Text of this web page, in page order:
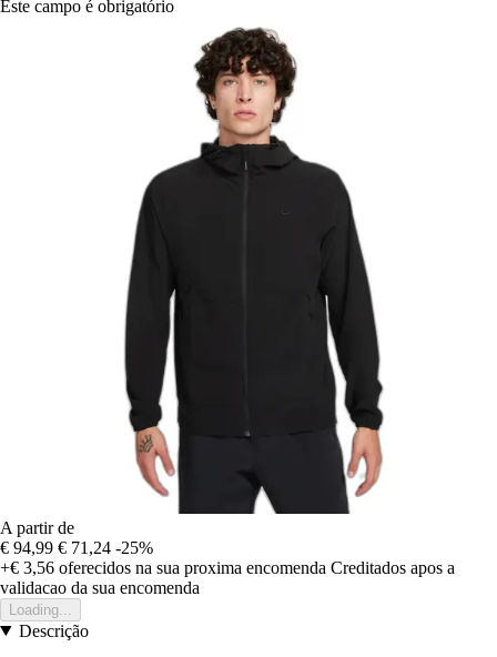
Este campo é obrigatório
A partir de
€ 94,99 € 71,24 -25%
+€ 3,56 oferecidos na sua proxima encomenda Creditados apos a
validacao da sua encomenda
Loading...
Descrição